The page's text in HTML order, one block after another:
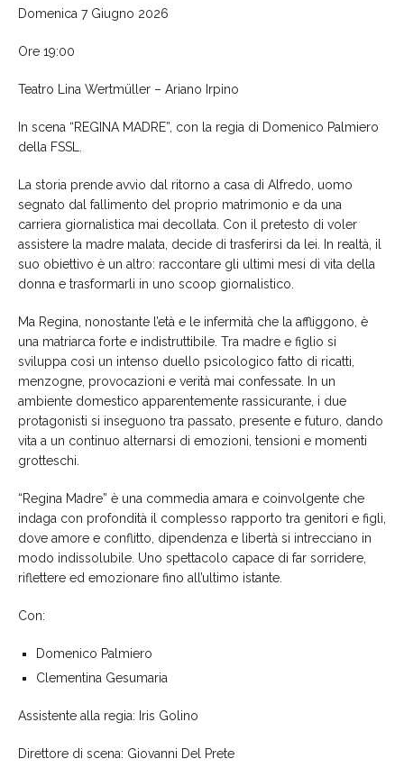
Domenica 7 Giugno 2026
Ore 19:00
Teatro Lina Wertmüller – Ariano Irpino
In scena “REGINA MADRE”, con la regia di Domenico Palmiero
della FSSL.
La storia prende avvio dal ritorno a casa di Alfredo, uomo
segnato dal fallimento del proprio matrimonio e da una
carriera giornalistica mai decollata. Con il pretesto di voler
assistere la madre malata, decide di trasferirsi da lei. In realtà, il
suo obiettivo è un altro: raccontare gli ultimi mesi di vita della
donna e trasformarli in uno scoop giornalistico.
Ma Regina, nonostante l’età e le infermità che la affliggono, è
una matriarca forte e indistruttibile. Tra madre e figlio si
sviluppa così un intenso duello psicologico fatto di ricatti,
menzogne, provocazioni e verità mai confessate. In un
ambiente domestico apparentemente rassicurante, i due
protagonisti si inseguono tra passato, presente e futuro, dando
vita a un continuo alternarsi di emozioni, tensioni e momenti
grotteschi.
“Regina Madre” è una commedia amara e coinvolgente che
indaga con profondità il complesso rapporto tra genitori e figli,
dove amore e conflitto, dipendenza e libertà si intrecciano in
modo indissolubile. Uno spettacolo capace di far sorridere,
riflettere ed emozionare fino all’ultimo istante.
Con:
Domenico Palmiero
Clementina Gesumaria
Assistente alla regia: Iris Golino
Direttore di scena: Giovanni Del Prete